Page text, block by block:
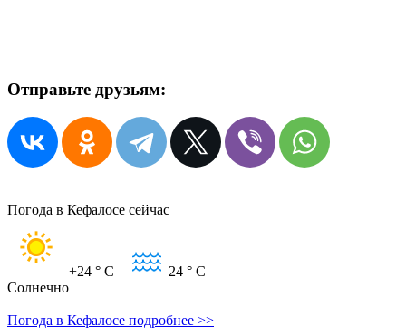
Отправьте друзьям:
Погода в Кефалосе сейчас
+24 ° C 24 ° C
Солнечно
Погода в Кефалосе подробнее >>